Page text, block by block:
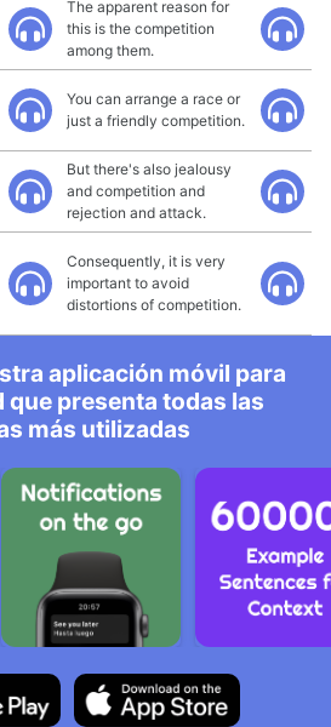
The apparent reason for
this is the competition
among them.
You can arrange a race or
just a friendly competition.
But there's also jealousy
and competition and
rejection and attack.
Consequently, it is very
important to avoid
distortions of competition.
aplicación móvil para
que presenta todas las
más utilizadas